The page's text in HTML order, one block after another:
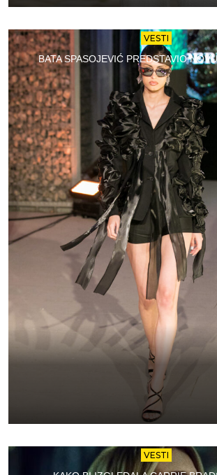
VESTI
BATA SPASOJEVIĆ PREDSTAVIO
VESTI